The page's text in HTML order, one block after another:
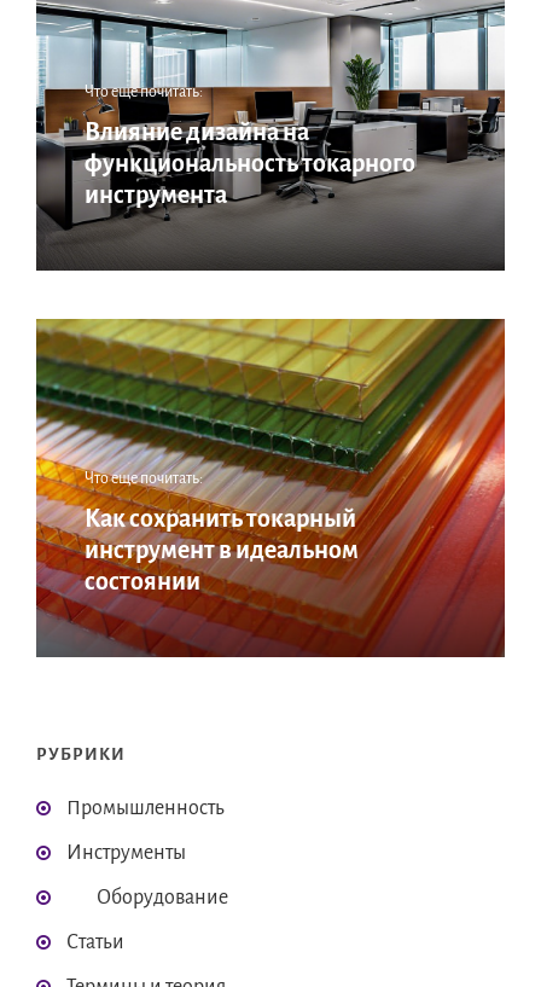
Что еще почитать:
Влияние дизайна на
функциональность токарного
инструмента
Что еще почитать:
Как сохранить токарный
инструмент в идеальном
состоянии
РУБРИКИ
Промышленность
Инструменты
Оборудование
Статьи